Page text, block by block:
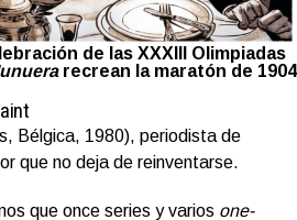
de las XXXIII Olimpiadas
recrean la maratón de 1904
Bélgica, 1980), periodista de
que no deja de reinventarse.
que once series y varios one-